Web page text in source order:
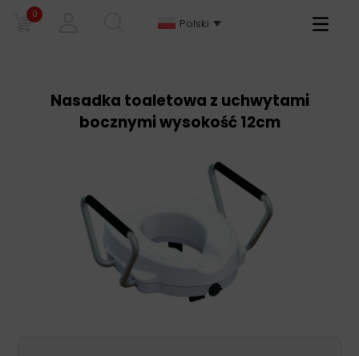
0
Polski
Primary
Nasadka toaletowa z uchwytami
bocznymi wysokość 12cm